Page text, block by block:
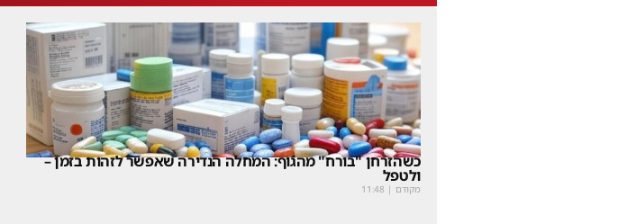
כשהזרחן "בורח" מהגוף: המחלה הנדירה שאפשר לזהות בזמן –
ולטפל
מקודם |
11:48